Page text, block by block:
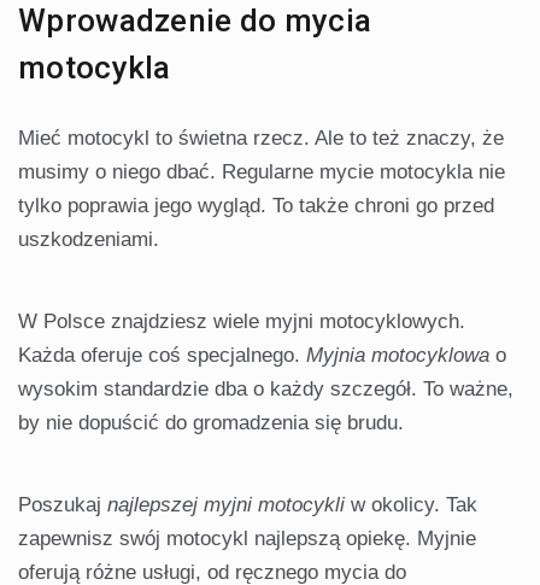
Wprowadzenie do mycia
motocykla
Mieć motocykl to świetna rzecz. Ale to też znaczy, że
musimy o niego dbać. Regularne mycie motocykla nie
tylko poprawia jego wygląd. To także chroni go przed
uszkodzeniami.
W Polsce znajdziesz wiele myjni motocyklowych.
Każda oferuje coś specjalnego. Myjnia motocyklowa o
wysokim standardzie dba o każdy szczegół. To ważne,
by nie dopuścić do gromadzenia się brudu.
Poszukaj najlepszej myjni motocykli w okolicy. Tak
zapewnisz swój motocykl najlepszą opiekę. Myjnie
oferują różne usługi, od ręcznego mycia do